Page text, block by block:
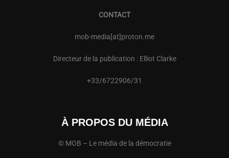
CONTACT
mob-media[at]proton.me
Directeur de la publication : Elliot Clarke
+33/6722906/31
À PROPOS DU MÉDIA
© MOB – Le média de la démocratie